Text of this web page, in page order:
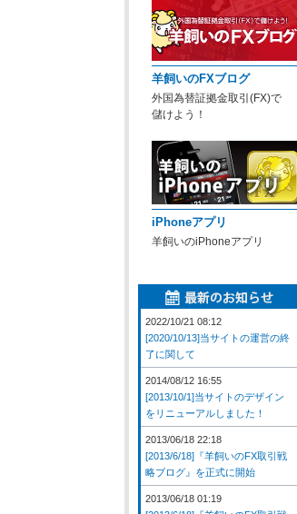
羊飼いのFXブログ
外国為替証拠金取引(FX)で
儲けよう！
iPhoneアプリ
羊飼いのiPhoneアプリ
2022/10/21 08:12
[2020/10/13]当サイトの運営の終
了に関して
2014/08/12 16:55
[2013/10/1]当サイトのデザイン
をリニューアルしました！
2013/06/18 22:18
[2013/6/18]『羊飼いのFX取引戦
略ブログ』を正式に開始
2013/06/18 01:19